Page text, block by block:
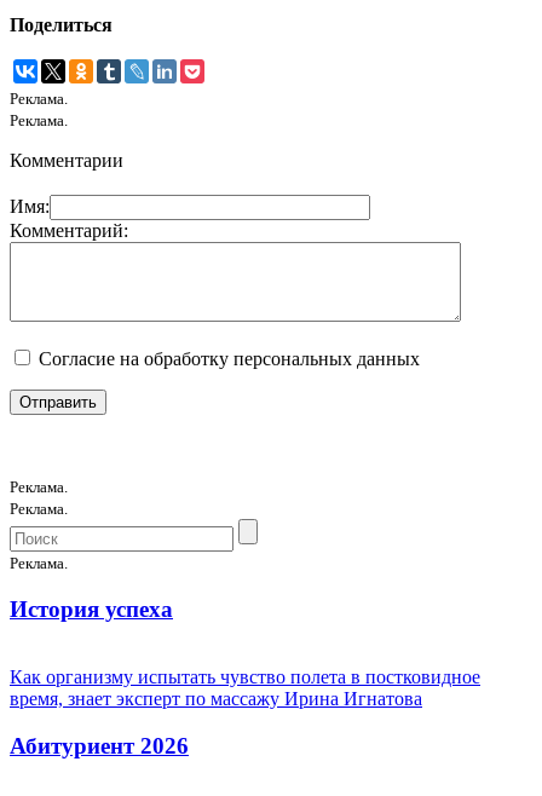
Поделиться
Реклама.
Реклама.
Комментарии
Имя:
Комментарий:
Согласие на обработку персональных данных
Реклама.
Реклама.
Реклама.
История успеха
Как организму испытать чувство полета в постковидное
время, знает эксперт по массажу Ирина Игнатова
Абитуриент 2026